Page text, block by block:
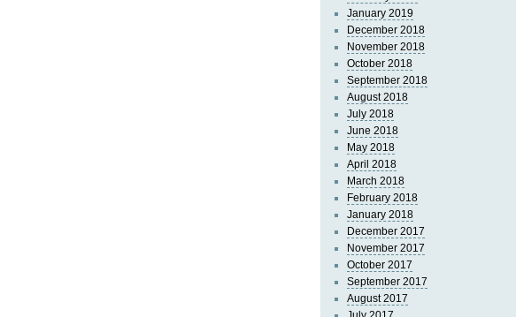
January 2019
December 2018
November 2018
October 2018
September 2018
August 2018
July 2018
June 2018
May 2018
April 2018
March 2018
February 2018
January 2018
December 2017
November 2017
October 2017
September 2017
August 2017